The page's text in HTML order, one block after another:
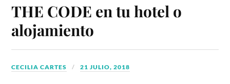
THE CODE en tu hotel o
alojamiento
CECILIA CARTES 21 JULIO, 2018